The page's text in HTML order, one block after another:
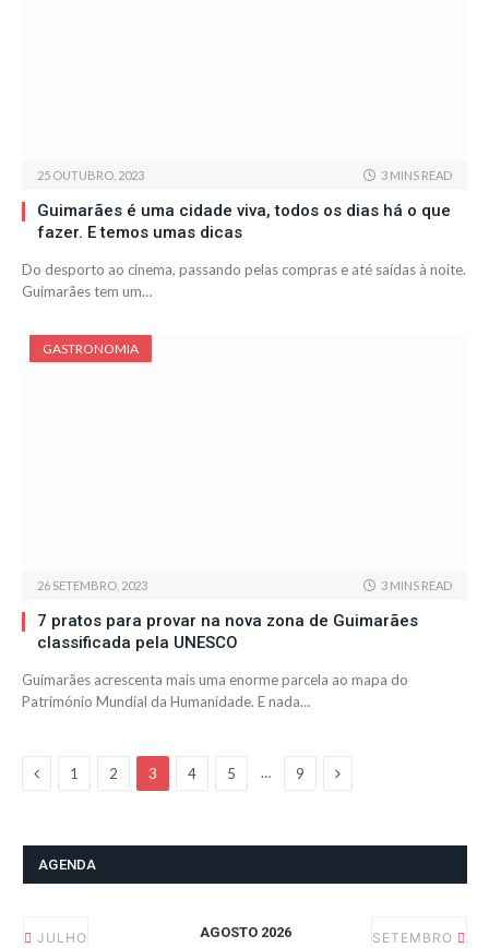
25 OUTUBRO, 2023 3 MINS READ
Guimarães é uma cidade viva, todos os dias há o que
fazer. E temos umas dicas
Do desporto ao cinema, passando pelas compras e até saídas à noite.
Guimarães tem um…
GASTRONOMIA
26 SETEMBRO, 2023 3 MINS READ
7 pratos para provar na nova zona de Guimarães
classificada pela UNESCO
Guimarães acrescenta mais uma enorme parcela ao mapa do
Património Mundial da Humanidade. E nada…
Previous
1 2 3 4 5 … 9 Next
AGENDA
JULHO AGOSTO 2026 SETEMBRO